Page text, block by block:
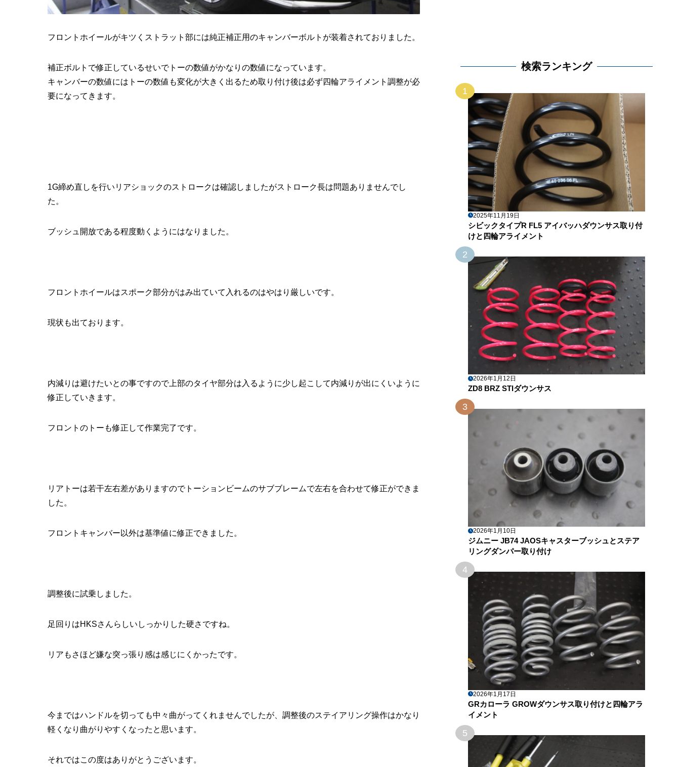
フロントホイールがキツくストラット部には純正補正用のキャンバーボルトが装着されておりました。
補正ボルトで修正しているせいでトーの数値がかなりの数値になっています。
キャンバーの数値にはトーの数値も変化が大きく出るため取り付け後は必ず四輪アライメント調整が必
要になってきます。
1G締め直しを行いリアショックのストロークは確認しましたがストローク長は問題ありませんでし
た。
ブッシュ開放である程度動くようにはなりました。
フロントホイールはスポーク部分がはみ出ていて入れるのはやはり厳しいです。
現状も出ております。
内減りは避けたいとの事ですので上部のタイヤ部分は入るように少し起こして内減りが出にくいように
修正していきます。
フロントのトーも修正して作業完了です。
リアトーは若干左右差がありますのでトーションビームのサブブレームで左右を合わせて修正ができま
した。
フロントキャンバー以外は基準値に修正できました。
調整後に試乗しました。
足回りはHKSさんらしいしっかりした硬さですね。
リアもさほど嫌な突っ張り感は感じにくかったです。
今まではハンドルを切っても中々曲がってくれませんでしたが、調整後のステイアリング操作はかなり
軽くなり曲がりやすくなったと思います。
それではこの度はありがとうございます。
検索ランキング
1
2025年11月19日
シビックタイプR FL5 アイバッハダウンサス取り付
けと四輪アライメント
2
2026年1月12日
ZD8 BRZ STIダウンサス
3
2026年1月10日
ジムニー JB74 JAOSキャスターブッシュとステア
リングダンパー取り付け
4
2026年1月17日
GRカローラ GROWダウンサス取り付けと四輪アラ
イメント
5